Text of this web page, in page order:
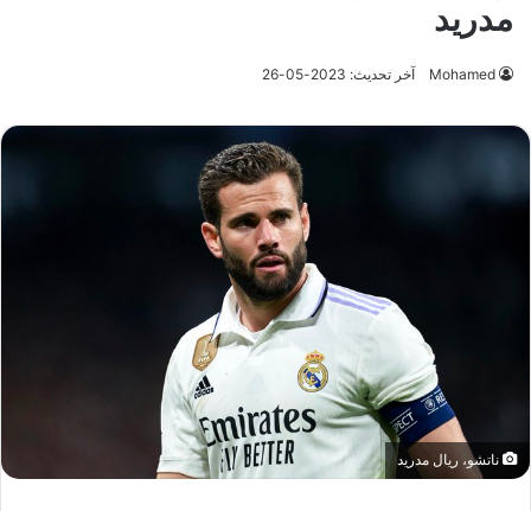
مدريد
Mohamed آخر تحديث: 2023-05-26
ناتشو، ريال مدريد